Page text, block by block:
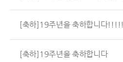
[축하]19주년을 축하합니다!!!!!
[축하]19주년을 축하합니다